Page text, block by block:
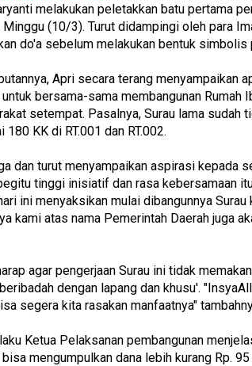
melakukan peletakkan batu pertama
Minggu (10/3). Turut didampingi oleh para
do'a sebelum melakukan bentuk simbolis
Apri secara terang
bersama-sama membangunan Rumah
setempat. Pasalnya, Surau lama sudah
180 KK di RT.001 dan RT.002.
dan turut menyampaikan aspirasi kepada
tinggi inisiatif dan rasa kebersamaan
ini menyaksikan mulai dibangunnya
kami atas nama Pemerintah Daerah juga
agar pengerjaan Surau ini tidak
dengan lapang dan khusu'.
segera kita rasakan manfaatnya"
Ketua Pelaksanan pembangunan
mengumpulkan dana lebih kurang Rp.